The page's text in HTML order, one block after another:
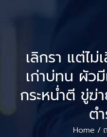
เลิกรา แต่ไม่
เก่าบ่ทน ผัว
กระหน่ำตี ขู่ฆ่
ต
Home /